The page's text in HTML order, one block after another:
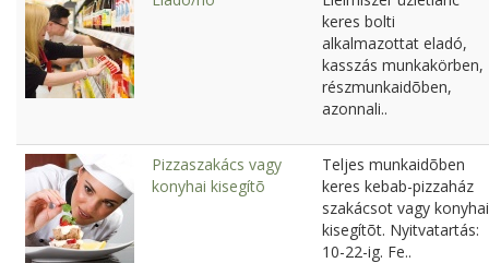
keres bolti
alkalmazottat eladó,
kasszás munkakörben,
részmunkaidõben,
azonnali..
Pizzaszakács vagy
konyhai kisegítõ
Teljes munkaidõben
keres kebab-pizzaház
szakácsot vagy konyhai
kisegítõt. Nyitvatartás:
10-22-ig. Fe..